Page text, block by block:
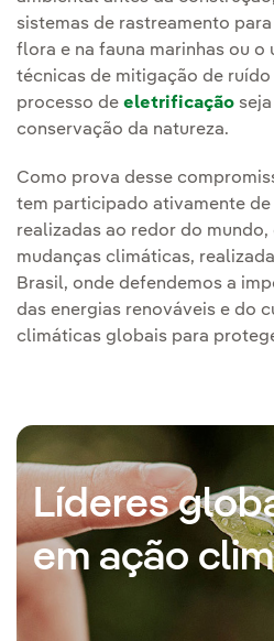
sistemas de rastreamento
flora e na fauna marinhas ou o
técnicas de mitigação de
processo de eletrificação
conservação da natureza.
Como prova desse
tem participado ativamente de
realizadas ao redor do
mudanças climáticas,
Brasil, onde defendemos a
das energias renováveis e do
climáticas globais para
Líderes
em ação